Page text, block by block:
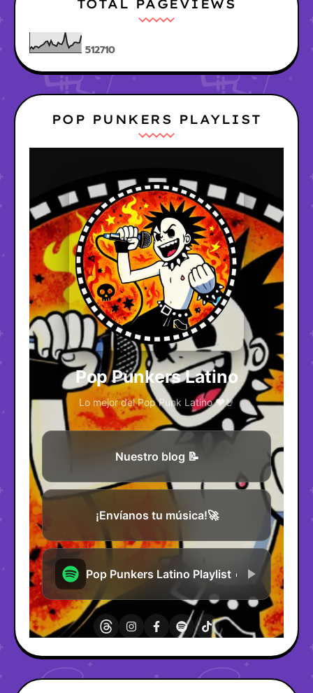
TOTAL PAGEVIEWS
512710
POP PUNKERS PLAYLIST